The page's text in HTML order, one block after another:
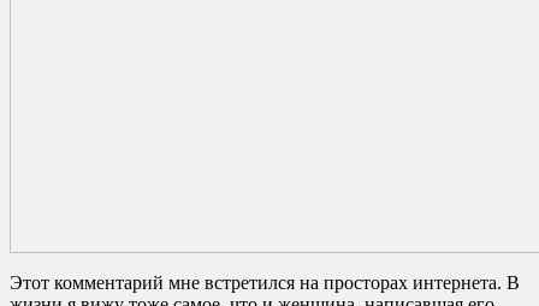
Этот комментарий мне встретился на просторах интернета. В